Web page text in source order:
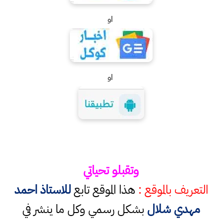
او
او
وتقبلو تحياتي
التعريف بالموقع : هذا الموقع تابعللاستاذ احمد
مهدي شلال بشكل رسمي وكل ما ينشر في